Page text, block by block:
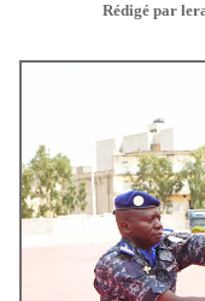
Rédigé par